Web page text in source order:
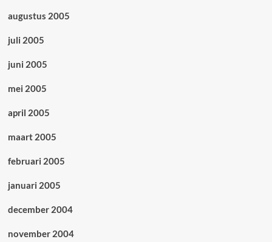
augustus 2005
juli 2005
juni 2005
mei 2005
april 2005
maart 2005
februari 2005
januari 2005
december 2004
november 2004